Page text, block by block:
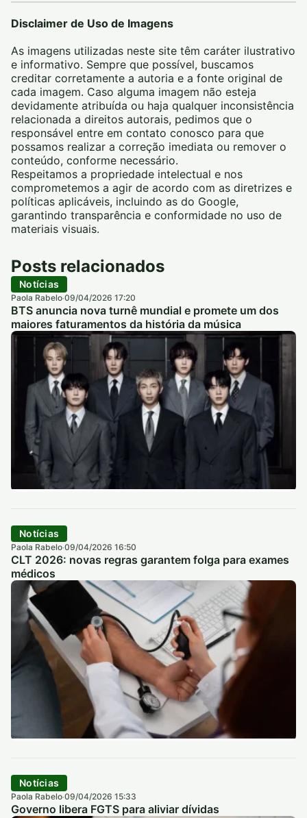
Disclaimer de Uso de Imagens
As imagens utilizadas neste site têm caráter ilustrativo
e informativo. Sempre que possível, buscamos
creditar corretamente a autoria e a fonte original de
cada imagem. Caso alguma imagem não esteja
devidamente atribuída ou haja qualquer inconsistência
relacionada a direitos autorais, pedimos que o
responsável entre em contato conosco para que
possamos realizar a correção imediata ou remover o
conteúdo, conforme necessário.
Respeitamos a propriedade intelectual e nos
comprometemos a agir de acordo com as diretrizes e
políticas aplicáveis, incluindo as do Google,
garantindo transparência e conformidade no uso de
materiais visuais.
Posts relacionados
Notícias
Paola Rabelo·09/04/2026 17:20
BTS anuncia nova turnê mundial e promete um dos
maiores faturamentos da história da música
Notícias
Paola Rabelo·09/04/2026 16:50
CLT 2026: novas regras garantem folga para exames
médicos
Notícias
Paola Rabelo·09/04/2026 15:33
Governo libera FGTS para aliviar dívidas